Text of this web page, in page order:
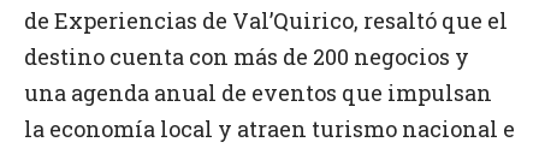
de Experiencias de Val’Quirico, resaltó que el
destino cuenta con más de 200 negocios y
una agenda anual de eventos que impulsan
la economía local y atraen turismo nacional e